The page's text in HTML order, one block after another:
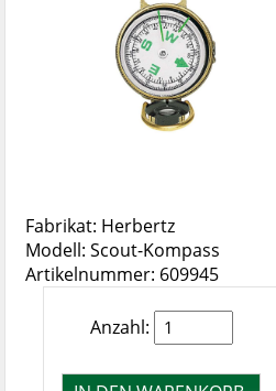
Fabrikat: Herbertz
Modell: Scout-Kompass
Artikelnummer: 609945
Anzahl: